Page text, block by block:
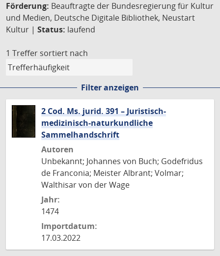
Förderung: Beauftragte der Bundesregierung für Kultur
und Medien, Deutsche Digitale Bibliothek, Neustart
Kultur | Status: laufend
1 Treffer sortiert nach
Filter anzeigen
2 Cod. Ms. jurid. 391 – Juristisch-
medizinisch-naturkundliche
Sammelhandschrift
Autoren
Unbekannt; Johannes von Buch; Godefridus
de Franconia; Meister Albrant; Volmar;
Walthisar von der Wage
Jahr:
1474
Importdatum:
17.03.2022